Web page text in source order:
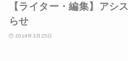
【ライター・編集】アシ
らせ
2016年3月25日